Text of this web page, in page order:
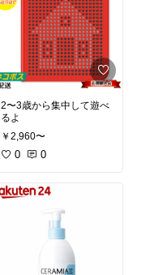
2〜3歳から集中して遊べ
るよ
￥2,960〜
0 0